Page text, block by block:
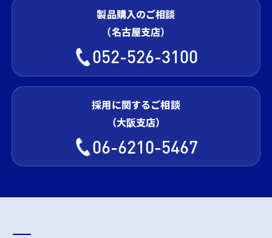
製品購入のご相談
（名古屋支店）
052-526-3100
採用に関するご相談
（大阪支店）
06-6210-5467